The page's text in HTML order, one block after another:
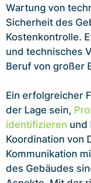
Wartung von
Sicherheit des
Kostenkontrolle.
und technisches
Beruf von großer
Ein erfolgreicher
der Lage sein,
identifizieren und
Koordination von
Kommunikation
des Gebäudes